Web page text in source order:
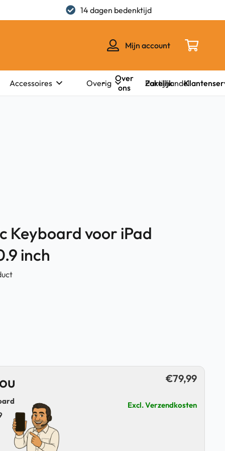
14 dagen bedenktijd
Mijn account
Accessoires Overig Partijhandel
Over
ons
Zakelijk
Keyboard voor iPad
inch
€79,99
Excl. Verzendkosten